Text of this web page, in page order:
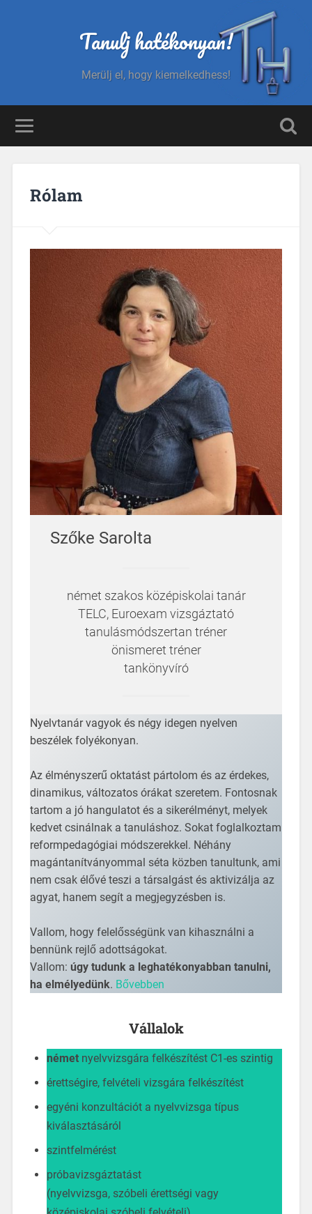
Tanulj hatékonyan!
Merülj el, hogy kiemelkedhess!
Rólam
Szőke Sarolta
német szakos középiskolai tanár
TELC, Euroexam vizsgáztató
tanulásmódszertan tréner
önismeret tréner
tankönyvíró
Nyelvtanár vagyok és négy idegen nyelven
beszélek folyékonyan.
Az élményszerű oktatást pártolom és az érdekes,
dinamikus, változatos órákat szeretem. Fontosnak
tartom a jó hangulatot és a sikerélményt, melyek
kedvet csinálnak a tanuláshoz. Sokat foglalkoztam
reformpedagógiai módszerekkel. Néhány
magántanítványommal séta közben tanultunk, ami
nem csak élővé teszi a társalgást és aktivizálja az
agyat, hanem segít a megjegyzésben is.
Vallom, hogy felelősségünk van kihasználni a
bennünk rejlő adottságokat.
Vallom: úgy tudunk a leghatékonyabban tanulni,
ha elmélyedünk. Bővebben
Vállalok
németnyelvvizsgára felkészítést C1-es szintig
érettségire, felvételi vizsgára felkészítést
egyéni konzultációt a nyelvvizsga típus
kiválasztásáról
szintfelmérést
próbavizsgáztatást
(nyelvvizsga, szóbeli érettségi vagy